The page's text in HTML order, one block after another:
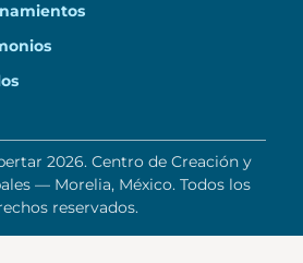
2026. Centro de Creación y
— Morelia, México. Todos los
reservados.